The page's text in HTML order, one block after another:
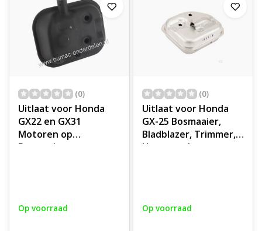
(0)
Uitlaat voor Honda
GX22 en GX31
Motoren op
Bosmaaiers,
Kooimaaier, HONDA
Op voorraad
(0)
Uitlaat voor Honda
GX-25 Bosmaaier,
Bladblazer, Trimmer,
Heggenschaar,
Op voorraad